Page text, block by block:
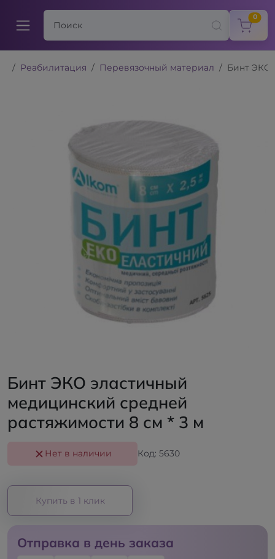
0
Реабилитация Перевязочный материал Бинт ЭКО
Бинт ЭКО эластичный
медицинский средней
растяжимости 8 см * 3 м
Нет в наличии Код: 5630
Купить в 1 клик
Отправка в день заказа